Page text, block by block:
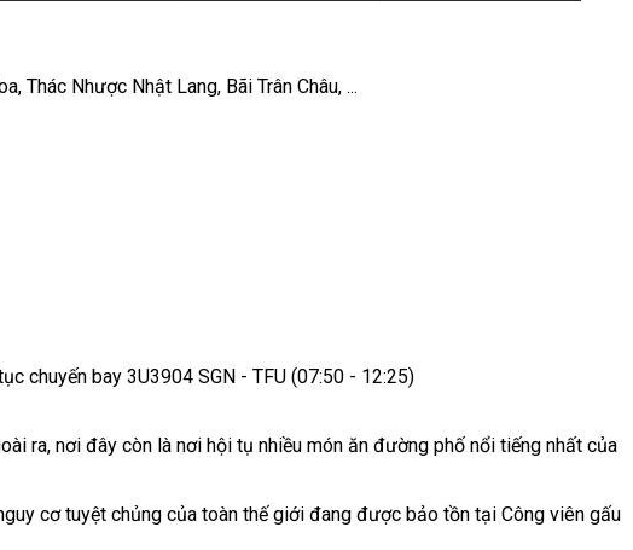
Thác Nhược Nhật Lang, Bãi Trân Châu, ...
chuyến bay 3U3904 SGN - TFU (07:50 - 12:25)
ra, nơi đây còn là nơi hội tụ nhiều món ăn đường phố nổi tiếng nhất của
cơ tuyệt chủng của toàn thế giới đang được bảo tồn tại Công viên gấu